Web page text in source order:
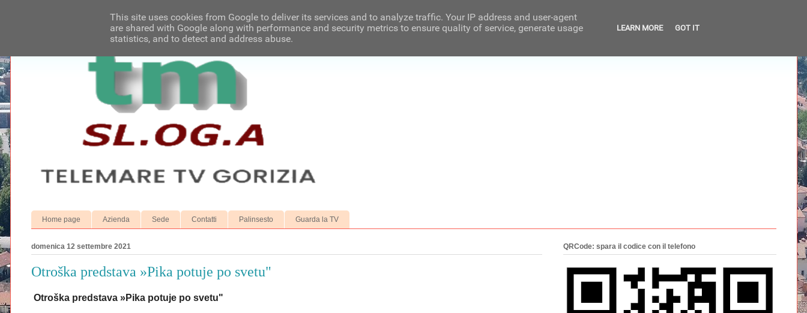
Home page Azienda Sede Contatti Palinsesto Guarda la TV
domenica 12 settembre 2021
Otroška predstava »Pika potuje po svetu"
Otroška predstava »Pika potuje po svetu"
QRCode: spara il codice con il telefono
This site uses cookies from Google to deliver its services and to analyze traffic. Your IP address and user-agent
are shared with Google along with performance and security metrics to ensure quality of service, generate usage
statistics, and to detect and address abuse.
LEARN MORE GOT IT